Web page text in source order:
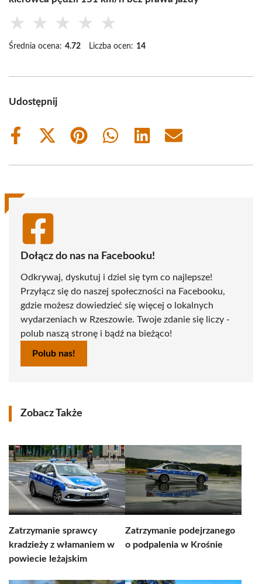
★ ★ ★ ★ ★
Średnia ocena: 4.72 Liczba ocen: 14
Udostępnij
Share
Share
(Twitter)
Share
Share
Share
Share
Dołącz do nas na Facebooku!
Odkrywaj, dyskutuj i dziel się tym co najlepsze!
Przyłącz się do naszej społeczności na Facebooku,
gdzie możesz dowiedzieć się więcej o lokalnych
wydarzeniach w Rzeszowie. Twoje zdanie się liczy -
polub naszą stronę i bądź na bieżąco!
Polub nas!
Zobacz Także
Zatrzymanie sprawcy
kradzieży z włamaniem w
powiecie leżajskim
Zatrzymanie podejrzanego
o podpalenia w Krośnie